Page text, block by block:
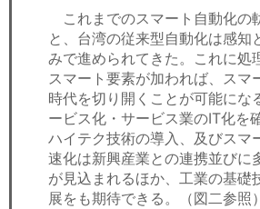
これまでのスマート自動化の
と、台湾の従来型自動化は感知
みで進められてきた。これに処
スマート要素が加われば、スマ
時代を切り開くことが可能にな
ービス化・サービス業のIT化を
ハイテク技術の導入、及びスマ
速化は新興産業との連携並びに
が見込まれるほか、工業の基礎
展をも期待できる。（図二参照）